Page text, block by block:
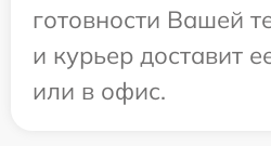
готовности Вашей
и курьер доставит
или в офис.